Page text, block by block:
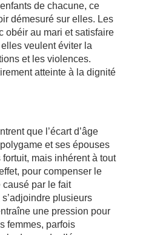
de chacune, ce
démesuré sur elles. Les
obéir au mari et satisfaire
veulent éviter la
et les violences.
atteinte à la dignité
que l’écart d’âge
et ses épouses
mais inhérent à tout
pour compenser le
par le fait
plusieurs
une pression pour
femmes, parfois